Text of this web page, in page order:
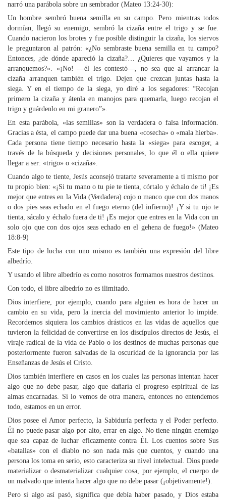
narró una parábola sobre un sembrador (Mateo 13:24-30):
Un hombre sembró buena semilla en su campo. Pero mientras todos
dormían, llegó su enemigo, sembró la cizaña entre el trigo y se fue.
Cuando nacieron los brotes y fue posible distinguir la cizaña, los siervos
le preguntaron al patrón: «¿No sembraste buena semilla en tu campo?
Entonces, ¿de dónde apareció la cizaña?… ¿Quieres que vayamos y la
arranquemos?». «¡No! —él les contestó—, no sea que al arrancar la
cizaña arranquen también el trigo. Dejen que crezcan juntas hasta la
siega. Y en el tiempo de la siega, yo diré a los segadores: “Recojan
primero la cizaña y átenla en manojos para quemarla, luego recojan el
trigo y guárdenlo en mi granero”».
En esta parábola, «las semillas» son la verdadera o falsa información.
Gracias a ésta, el campo puede dar una buena «cosecha» o «mala hierba».
Cada persona tiene tiempo necesario hasta la «siega» para escoger, a
través de la búsqueda y decisiones personales, lo que él o ella quiere
llegar a ser: «trigo» o «cizaña».
Cuando algo te tiente, Jesús aconsejó tratarte severamente a ti mismo por
tu propio bien: «¡Si tu mano o tu pie te tienta, córtalo y échalo de ti! ¡Es
mejor que entres en la Vida (Verdadera) cojo o manco que con dos manos
o dos pies seas echado en el fuego eterno (del infierno)! ¡Y si tu ojo te
tienta, sácalo y échalo fuera de ti! ¡Es mejor que entres en la Vida con un
solo ojo que con dos ojos seas echado en el gehena de fuego!» (Mateo
18:8-9)
Este tipo de lucha con uno mismo es también una expresión del libre
albedrío.
Y usando el libre albedrío es como nosotros formamos nuestros destinos.
Con todo, el libre albedrío no es ilimitado.
Dios interfiere, por ejemplo, cuando para alguien es hora de hacer un
cambio en su vida, pero la inercia del movimiento anterior lo impide.
Recordemos siquiera los cambios drásticos en las vidas de aquellos que
tuvieron la felicidad de convertirse en los discípulos directos de Jesús, el
viraje radical de la vida de Pablo o los destinos de muchas personas que
posteriormente fueron salvadas de la oscuridad de la ignorancia por las
Enseñanzas de Jesús el Cristo.
Dios también interfiere en casos en los cuales las personas intentan hacer
algo que no debe pasar, algo que dañaría el progreso espiritual de las
almas encarnadas. Si lo vemos de otra manera, entonces no entendemos
todo, estamos en un error.
Dios posee el Amor perfecto, la Sabiduría perfecta y el Poder perfecto.
Él no puede pasar algo por alto, errar en algo. No tiene ningún enemigo
que sea capaz de luchar eficazmente contra Él. Los cuentos sobre Sus
«batallas» con el diablo no son nada más que cuentos, y cuando una
persona los toma en serio, esto caracteriza su nivel intelectual. Dios puede
materializar o desmaterializar cualquier cosa, por ejemplo, el cuerpo de
un malvado que intenta hacer algo que no debe pasar (¡objetivamente!).
Pero si algo así pasó, significa que debía haber pasado, y Dios estaba